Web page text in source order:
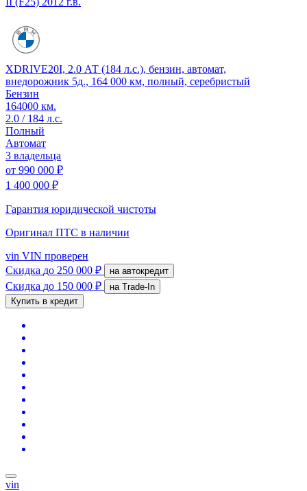
XDRIVE20I, 2.0 АТ (184 л.с.), бензин, автомат,
внедорожник 5д., 164 000 км, полный, серебристый
Бензин
164000 км.
2.0 / 184 л.с.
Полный
Автомат
3 владельца
от 990 000 ₽
1 400 000 ₽
Гарантия юридической чистоты
Оригинал ПТС в наличии
vin VIN проверен
Скидка до 250 000 ₽ на автокредит
Скидка до 150 000 ₽
на Trade-In
Купить в кредит
vin